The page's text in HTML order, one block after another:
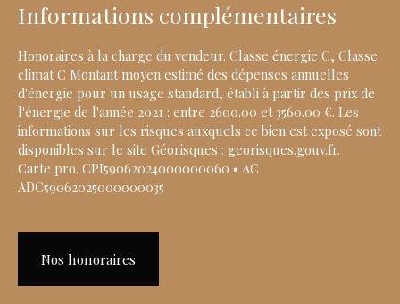
Informations complémentaires
Honoraires à la charge du vendeur. Classe énergie C, Classe
climat C Montant moyen estimé des dépenses annuelles
d'énergie pour un usage standard, établi à partir des prix de
l'énergie de l'année 2021 : entre 2600.00 et 3560.00 €. Les
informations sur les risques auxquels ce bien est exposé sont
disponibles sur le site Géorisques : georisques.gouv.fr.
Carte pro. CPI59062024000000060 • AC
ADC59062025000000035
Nos honoraires